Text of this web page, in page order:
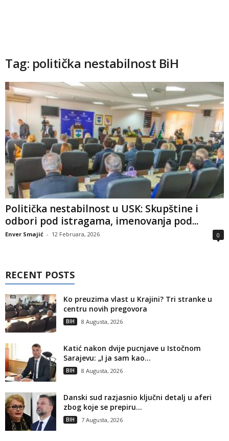
Tag: politička nestabilnost BiH
Politička nestabilnost u USK: Skupštine i
odbori pod istragama, imenovanja pod...
Enver Smajić - 12 Februara, 2026 0
RECENT POSTS
Ko preuzima vlast u Krajini? Tri stranke u
centru novih pregovora
BIH 8 Augusta, 2026
Katić nakon dvije pucnjave u Istočnom
Sarajevu: „I ja sam kao...
BIH 8 Augusta, 2026
Danski sud razjasnio ključni detalj u aferi
zbog koje se prepiru...
BIH 7 Augusta, 2026